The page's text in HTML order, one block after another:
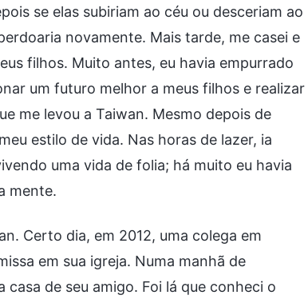
se elas subiriam ao céu ou desceriam ao
novamente. Mais tarde, me casei e
filhos. Muito antes, eu havia empurrado
um futuro melhor a meus filhos e realizar
me levou a Taiwan. Mesmo depois de
estilo de vida. Nas horas de lazer, ia
uma vida de folia; há muito eu havia
mente.
Certo dia, em 2012, uma colega em
em sua igreja. Numa manhã de
de seu amigo. Foi lá que conheci o